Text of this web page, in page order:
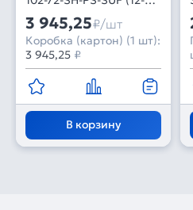
48V, 2x7A, 2.4G) (IARL,
Контроллер)
3 945,25₽/шт
Коробка (картон) (1 шт):
3 945,25 ₽
В корзину